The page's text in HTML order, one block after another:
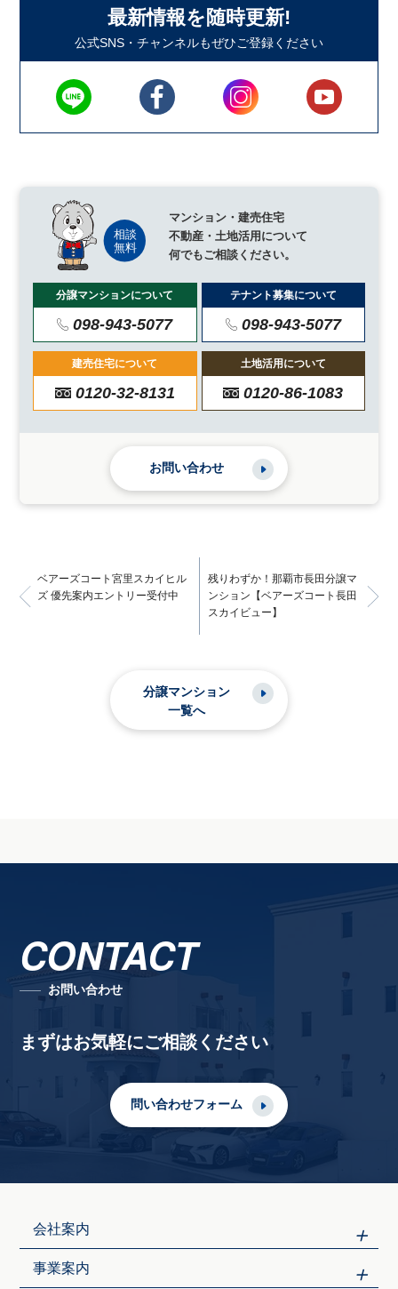
最新情報を随時更新!
公式SNS・チャンネルもぜひご登録ください
マンション・建売住宅
不動産・土地活用について
何でもご相談ください。
分譲マンションについて
098-943-5077
テナント募集について
098-943-5077
建売住宅について
0120-32-8131
土地活用について
0120-86-1083
お問い合わせ
ベアーズコート宮里スカイヒル
ズ 優先案内エントリー受付中
残りわずか！那覇市長田分譲マ
ンション【ベアーズコート長田
スカイビュー】
分譲マンション
一覧へ
CONTACT
お問い合わせ
まずはお気軽にご相談ください
問い合わせフォーム
会社案内
事業案内